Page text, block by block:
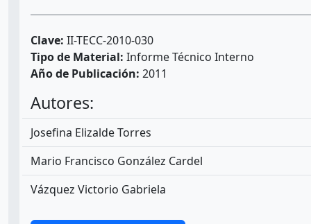
Clave: II-TECC-2010-030
Tipo de Material: Informe Técnico Interno
Año de Publicación: 2011
Autores:
Josefina Elizalde Torres
Mario Francisco González Cardel
Vázquez Victorio Gabriela